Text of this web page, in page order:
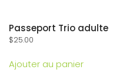
Passeport Trio adulte
$25.00
Ajouter au panier